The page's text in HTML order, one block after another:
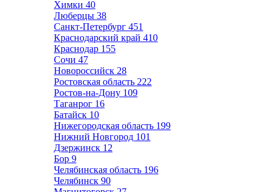
Химки 40
Люберцы 38
Санкт-Петербург 451
Краснодарский край 410
Краснодар 155
Сочи 47
Новороссийск 28
Ростовская область 222
Ростов-на-Дону 109
Таганрог 16
Батайск 10
Нижегородская область 199
Нижний Новгород 101
Дзержинск 12
Бор 9
Челябинская область 196
Челябинск 90